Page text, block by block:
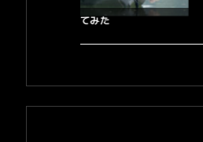
的について考えてみた